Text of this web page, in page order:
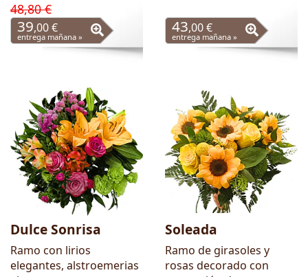
48,80 €
39,00 €
entrega mañana »
43,00 €
entrega mañana »
Dulce Sonrisa
Ramo con lirios
elegantes, alstroemerias
Soleada
Ramo de girasoles y
rosas decorado con